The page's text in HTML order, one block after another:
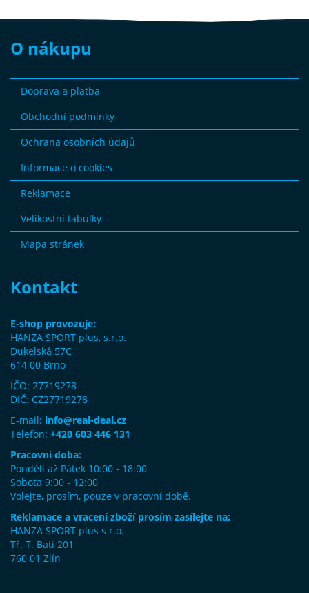
O nákupu
Doprava a platba
Obchodní podmínky
Ochrana osobních údajů
Informace o cookies
Reklamace
Velikostní tabulky
Mapa stránek
Kontakt
E-shop provozuje:
HANZA SPORT plus, s.r.o.
Dukelská 57C
614 00 Brno
IČO: 27719278
DIČ: CZ27719278
E-mail: info@real-deal.cz
Telefon: +420 603 446 131
Pracovní doba:
Pondělí až Pátek 10:00 - 18:00
Sobota 9:00 - 12:00
Volejte, prosím, pouze v pracovní době.
Reklamace a vracení zboží prosím zasílejte na:
HANZA SPORT plus s r.o.
Tř. T. Bati 201
760 01 Zlín